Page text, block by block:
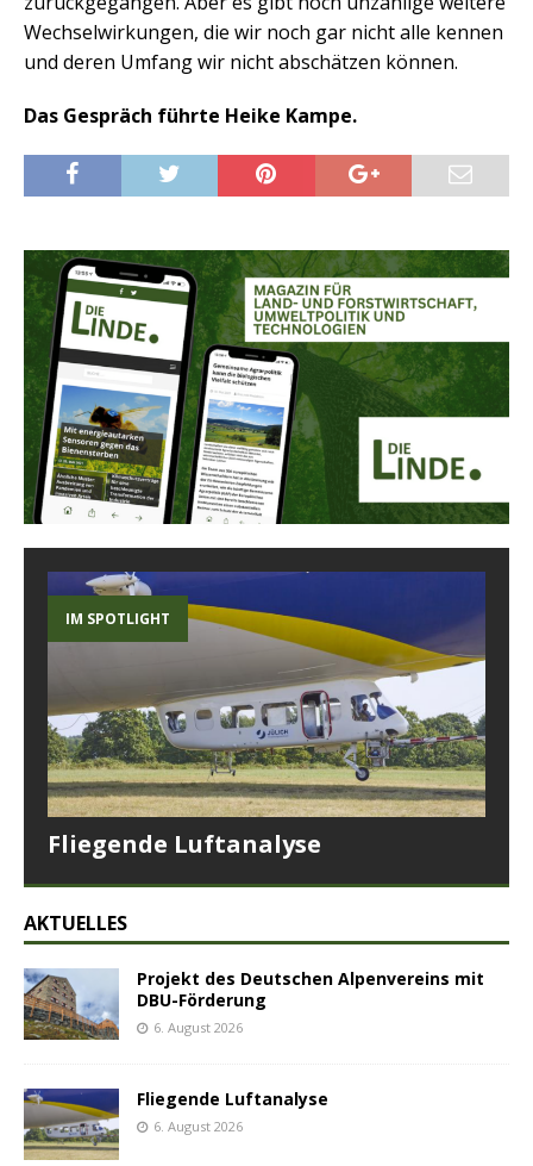
Wechselwirkungen, die wir noch gar nicht alle kennen
und deren Umfang wir nicht abschätzen können.
Das Gespräch führte Heike Kampe.
IM SPOTLIGHT
Fliegende Luftanalyse
AKTUELLES
Projekt des Deutschen Alpenvereins mit
DBU-Förderung
6. August 2026
Fliegende Luftanalyse
6. August 2026